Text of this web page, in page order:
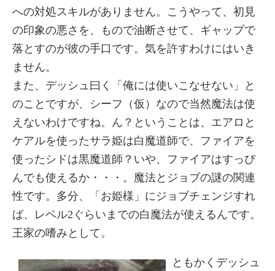
への対処スキルがありません。こうやって、初見
の印象の悪さを、もので油断させて、ギャップで
落とすのが彼の手口です。気を許すわけにはいき
ません。
また、デッシュ曰く「俺には使いこなせない」と
のことですが、シーフ（仮）なので当然魔法は使
えないわけですね。ん？ということは、エアロと
ケアルを使ったサラ姫は白魔道師で、ファイアを
使ったシドは黒魔道師？いや、ファイアはすっぴ
んでも使えるか・・・。魔法とジョブの謎の関連
性です。多分、「お姫様」にジョブチェンジすれ
ば、レベル2ぐらいまでの白魔法が使えるんです。
王家の嗜みとして。
ともかくデッシュ